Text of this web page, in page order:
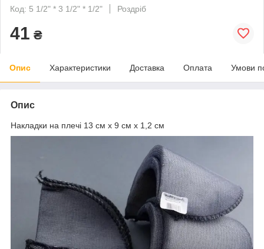
Код: 5 1/2" * 3 1/2" * 1/2"
Роздріб
41 ₴
Опис Характеристики Доставка Оплата Умови
Опис
Накладки на плечі 13 см х 9 см х 1,2 см